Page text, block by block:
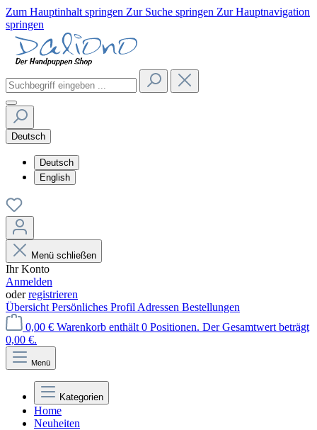
Zum Hauptinhalt springen Zur Suche springen Zur Hauptnavigation
springen
Deutsch
Deutsch
English
Menü schließen
Ihr Konto
Anmelden
oderregistrieren
Übersicht Persönliches Profil Adressen Bestellungen
0,00 € Warenkorb enthält 0 Positionen. Der Gesamtwert beträgt
0,00 €.
Menü
Kategorien
Home
Neuheiten